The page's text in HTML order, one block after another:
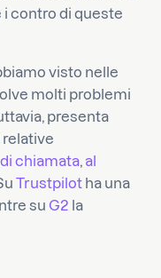
i contro di queste
visto nelle
molti problemi
presenta
chiamata,al
Trustpilot ha una
su G2 la